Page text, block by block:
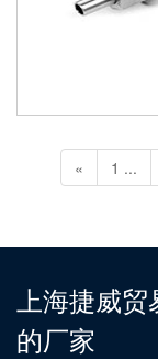
« 1 ...
上海捷威贸
的厂家